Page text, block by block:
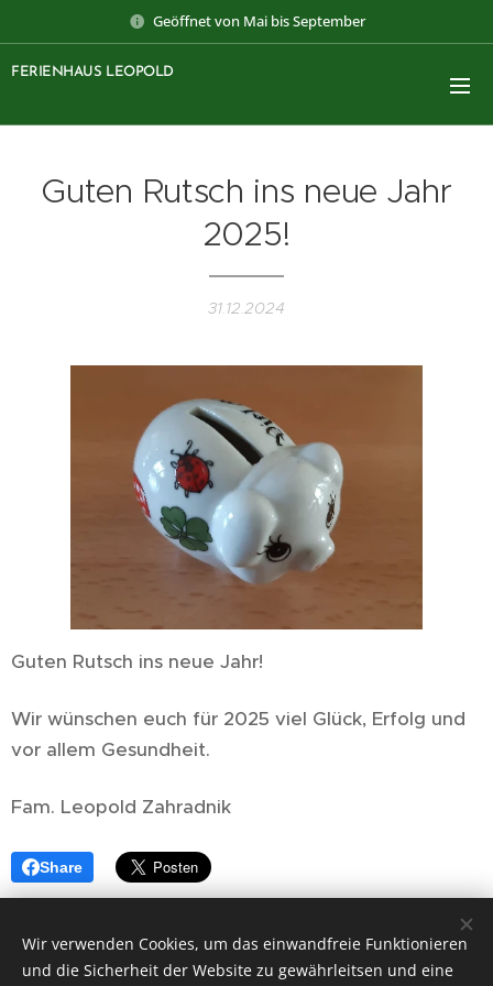
Geöffnet von Mai bis September
FERIENHAUS LEOPOLD
Guten Rutsch ins neue Jahr
2025!
31.12.2024
Guten Rutsch ins neue Jahr! 🥂🥳
Wir wünschen euch für 2025 viel Glück, Erfolg und
vor allem Gesundheit. ☘️
Fam. Leopold Zahradnik
Share
Wir verwenden Cookies, um das einwandfreie Funktionieren
und die Sicherheit der Website zu gewährleitsen und eine